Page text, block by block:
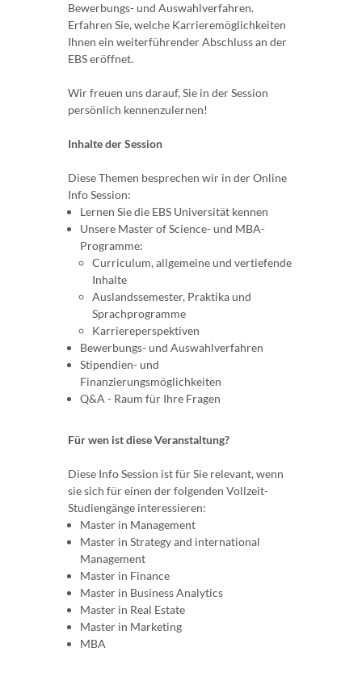
Bewerbungs- und Auswahlverfahren.
Erfahren Sie, welche Karrieremöglichkeiten
Ihnen ein weiterführender Abschluss an der
EBS eröffnet.
Wir freuen uns darauf, Sie in der Session
persönlich kennenzulernen!
Inhalte der Session
Diese Themen besprechen wir in der Online
Info Session:
Lernen Sie die EBS Universität kennen
Unsere Master of Science- und MBA-
Programme:
Curriculum, allgemeine und vertiefende
Inhalte
Auslandssemester, Praktika und
Sprachprogramme
Karriereperspektiven
Bewerbungs- und Auswahlverfahren
Stipendien- und
Finanzierungsmöglichkeiten
Q&A - Raum für Ihre Fragen
Für wen ist diese Veranstaltung?
Diese Info Session ist für Sie relevant, wenn
sie sich für einen der folgenden Vollzeit-
Studiengänge interessieren:
Master in Management
Master in Strategy and international
Management
Master in Finance
Master in Business Analytics
Master in Real Estate
Master in Marketing
MBA